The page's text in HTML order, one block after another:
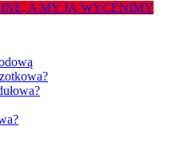
A MY JĄ WYCENIMY